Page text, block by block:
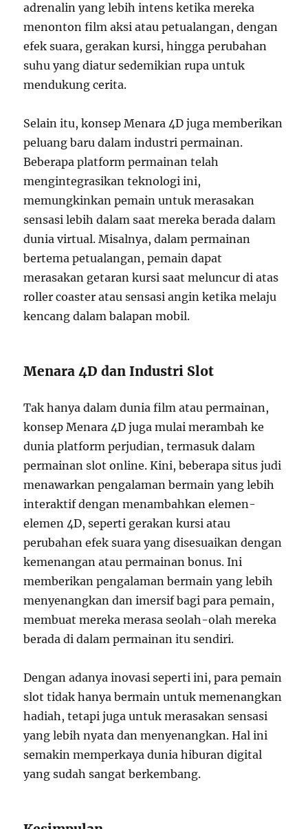
adrenalin yang lebih intens ketika mereka
menonton film aksi atau petualangan, dengan
efek suara, gerakan kursi, hingga perubahan
suhu yang diatur sedemikian rupa untuk
mendukung cerita.
Selain itu, konsep Menara 4D juga memberikan
peluang baru dalam industri permainan.
Beberapa platform permainan telah
mengintegrasikan teknologi ini,
memungkinkan pemain untuk merasakan
sensasi lebih dalam saat mereka berada dalam
dunia virtual. Misalnya, dalam permainan
bertema petualangan, pemain dapat
merasakan getaran kursi saat meluncur di atas
roller coaster atau sensasi angin ketika melaju
kencang dalam balapan mobil.
Menara 4D dan Industri Slot
Tak hanya dalam dunia film atau permainan,
konsep Menara 4D juga mulai merambah ke
dunia platform perjudian, termasuk dalam
permainan slot online. Kini, beberapa situs judi
menawarkan pengalaman bermain yang lebih
interaktif dengan menambahkan elemen-
elemen 4D, seperti gerakan kursi atau
perubahan efek suara yang disesuaikan dengan
kemenangan atau permainan bonus. Ini
memberikan pengalaman bermain yang lebih
menyenangkan dan imersif bagi para pemain,
membuat mereka merasa seolah-olah mereka
berada di dalam permainan itu sendiri.
Dengan adanya inovasi seperti ini, para pemain
slot tidak hanya bermain untuk memenangkan
hadiah, tetapi juga untuk merasakan sensasi
yang lebih nyata dan menyenangkan. Hal ini
semakin memperkaya dunia hiburan digital
yang sudah sangat berkembang.